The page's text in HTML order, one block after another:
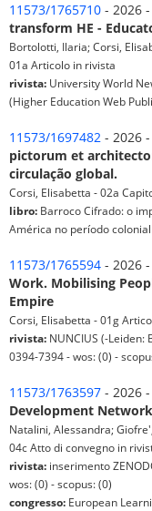
11573/1765710 - 2026 -
transform HE -
Bortolotti, Ilaria; Corsi,
01a Articolo in rivista
rivista: University World
(Higher Education Web
11573/1697482 - 2026 -
pictorum et
circulação global.
Corsi, Elisabetta - 02a
libro: Barroco Cifrado: o
América no período
11573/1765594 - 2026 -
Work. Mobilising
Empire
Corsi, Elisabetta - 01g
rivista: NUNCIUS (-Leiden:
0394-7394 - wos: (0) -
11573/1763597 - 2026 -
Development
Natalini, Alessandra;
04c Atto di convegno in
rivista: inserimento
wos: (0) - scopus: (0)
congresso: European